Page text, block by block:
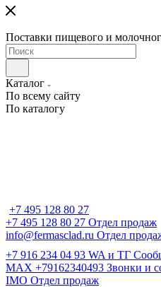
Поставки пищевого и
Каталог
По всему сайту
По каталогу
+7 495 128 80 27
+7 495 128 80 27 Отдел продаж
info@fermasclad.ru Отдел
+7 916 234 04 93 WA и ТГ
MAX +79162340493 Звонки и
IMO Отдел продаж